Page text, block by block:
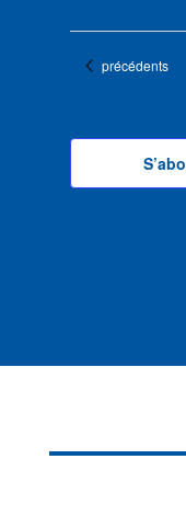
Évènements
précédents